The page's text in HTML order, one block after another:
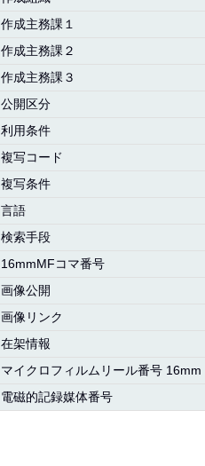
作成主務課１
作成主務課２
作成主務課３
公開区分
利用条件
複写コード
複写条件
言語
検索手段
16mmMFコマ番号
画像公開
画像リンク
在架情報
マイクロフィルムリール番号 16mm
電磁的記録媒体番号